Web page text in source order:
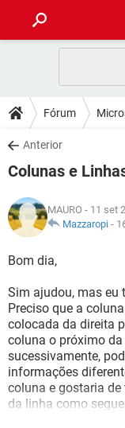
CELULAR
OUTLOOK
INSTAGRAM
GUIA DE COMPRAS
DICAS
JOGOS
INSTAGRAM
GUIA DE COMPRAS
DOWNLOADS
JOGOS
CELULAR
OUTLOOK
INSTAGRAM
JOGOS
CELULAR
OUTLOOK
INSTAGRAM
GUIA DE COMPRAS
GLOSSÁRIO
JOGOS
OUTLOOK
INSTAGRAM
GUIA DE COMPRAS
Fórum
Anterior
Colunas e
MAURO - 11 set
Mazzaropi -
Bom dia,
Sim ajudou, mas eu
Preciso que a
colocada da direita
coluna o próximo
sucessivamente,
informações
coluna e gostaria
da linha como
Exemplo: COLUNA